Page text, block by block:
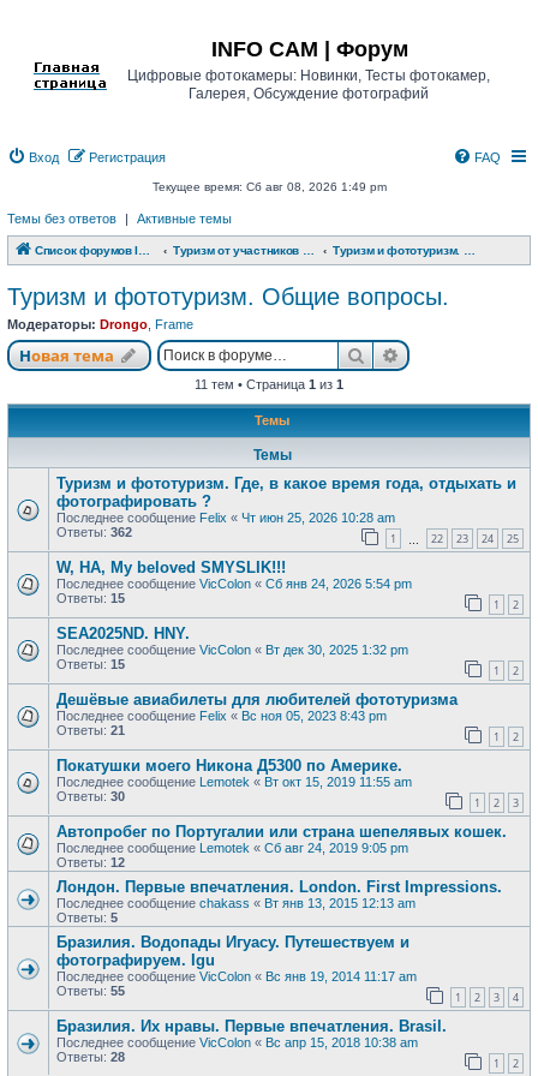
INFO CAM | Форум
Цифровые фотокамеры: Новинки, Тесты фотокамер,
Галерея, Обсуждение фотографий
Вход Регистрация FAQ
Текущее время: Сб авг 08, 2026 1:49 pm
Темы без ответов | Активные темы
Список форумов INFO CAM | Форум
Туризм и фототуризм. Общие вопросы.
Модераторы: Drongo Frame
Новая тема
Новая тема ПоискРасширенный
11 тем • Страница 1 из 1
Темы
Темы
Туризм и фототуризм. Где, в какое время года, отдыхать и
фотографировать ?
Последнее сообщение Felix « Чт июн 25, 2026 10:28 am
Ответы: 362 1 22 23 24 25
W, HA, My beloved SMYSLIK!!!
Последнее сообщение VicColon « Сб янв 24, 2026 5:54 pm
Ответы: 15 1 2
SEA2025ND. HNY.
Последнее сообщение VicColon « Вт дек 30, 2025 1:32 pm
Ответы: 15 1 2
Дешёвые авиабилеты для любителей фототуризма
Последнее сообщение Felix « Вс ноя 05, 2023 8:43 pm
Ответы: 21 1 2
Покатушки моего Никона Д5300 по Америке.
Последнее сообщение Lemotek « Вт окт 15, 2019 11:55 am
Ответы: 30 1 2 3
Автопробег по Португалии или страна шепелявых кошек.
Последнее сообщение Lemotek « Сб авг 24, 2019 9:05 pm
Ответы: 12
Лондон. Первые впечатления. London. First Impressions.
Последнее сообщение chakass « Вт янв 13, 2015 12:13 am
Ответы: 5
Бразилия. Водопады Игуасу. Путешествуем и
фотографируем. Igu
Последнее сообщение VicColon « Вс янв 19, 2014 11:17 am
Ответы: 55 1 2 3 4
Бразилия. Их нравы. Первые впечатления. Brasil.
Последнее сообщение VicColon « Вс апр 15, 2018 10:38 am
Ответы: 28 1 2